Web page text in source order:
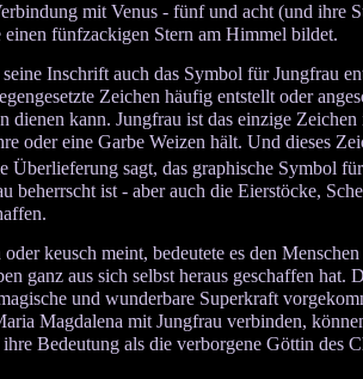
mit Venus - fünf und acht (und ihre
fünfzackigen Stern am Himmel bildet.
Inschrift auch das Symbol für Jungfrau
Zeichen häufig entstellt oder
dienen kann. Jungfrau ist das einzige Zeichen
oder eine Garbe Weizen hält. Und dieses
Überlieferung sagt, das graphische Symbol
ist - aber auch die Eierstöcke,
keusch meint, bedeutete es den
ganz aus sich selbst heraus geschaffen hat.
und wunderbare Superkraft
Magdalena mit Jungfrau verbinden,
Bedeutung als die verborgene Göttin des